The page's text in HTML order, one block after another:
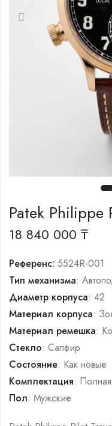
Patek Philippe
18 840 000 ₸
Референс: 5524R-001
Тип механизма:
Диаметр корпуса: 42
Материал корпуса:
Материал ремешка:
Стекло: Сапфир
Состояние: Как новые
Комплектация:
Пол: Мужские